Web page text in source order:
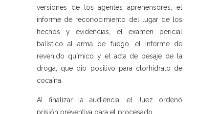
versiones de los agentes aprehensores, el
informe de reconocimiento del lugar de los
hechos y evidencias, el examen pericial
balístico al arma de fuego, el informe de
revenido químico y el acta de pesaje de la
droga, que dio positivo para clorhidrato de
cocaína.
Al finalizar la audiencia, el Juez ordenó
prisión preventiva para el procesado.